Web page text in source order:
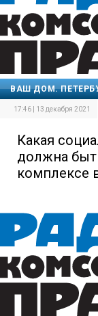
ВАШ ДОМ.
17:46 | 13 декабря 2021
Какая
должна
комплексе